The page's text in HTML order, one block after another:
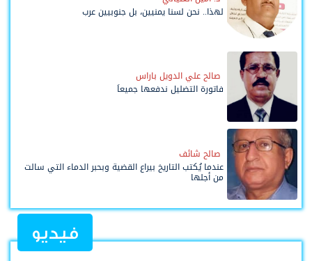
لهذا.. نحن لسنا يمنيين، بل جنوبيين عرب
صالح علي الدويل باراس
فاتورة التضليل ندفعها جميعاً
صالح شائف
عندما يُكتب التاريخ بيراع القضية وبحبر الدماء التي سالت
من أجلها
فيديو